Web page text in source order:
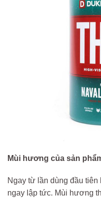
Mùi hương của sản
Ngay từ lần dùng đầu tiên
ngay lập tức. Mùi hương